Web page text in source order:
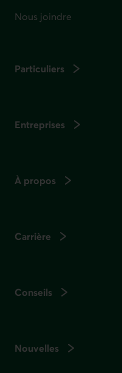
Nous joindre
Particuliers
Entreprises
À propos
Carrière
Conseils
Nouvelles